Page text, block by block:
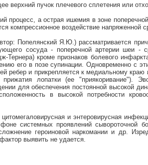
верхний пучок плечевого сплетения или
а острая ишемия в зоне
компрессионное воздействие напряженной
Попелянский Я.Ю.) рассматривается
сосуда - поперечной артерии шеи -
кроме признаков болевого
его в позе супинации. Одновременно с
ребер и прикрепляется к медиальному
лопатки (ее "приякоривание").
для обеспечения постоянной высокой
в высокой потребности
и энтеровирусная
системных проявлений сывороточной
героиновой наркомании и др.
выявить не удается.